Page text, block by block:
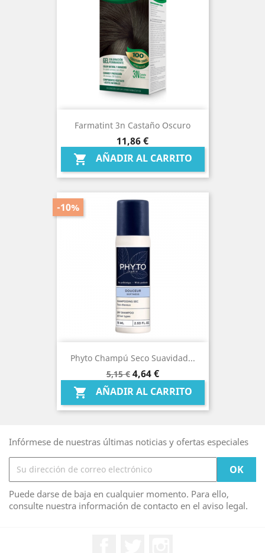
Farmatint 3n Castaño Oscuro
Precio
11,86 €
 AÑADIR AL CARRITO
Phyto Champú Seco Suavidad...
Precio
base
5,15 €
-10%
Precio
4,64 €
 AÑADIR AL CARRITO
Infórmese de nuestras últimas noticias y ofertas especiales
Puede darse de baja en cualquier momento. Para ello,
consulte nuestra información de contacto en el aviso legal.